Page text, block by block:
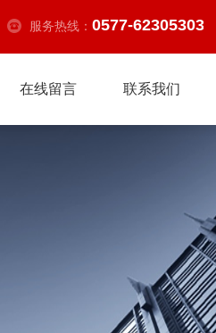
服务热线： 0577-62305303
在线留言 联系我们